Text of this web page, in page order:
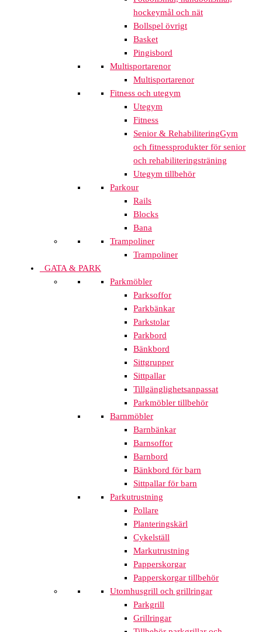
hockeymål och nät
Bollspel övrigt
Basket
Pingisbord
Multisportarenor
Multisportarenor
Fitness och utegym
Utegym
Fitness
Senior & RehabiliteringGym
och fitnessprodukter för senior
och rehabiliteringsträning
Utegym tillbehör
Parkour
Rails
Blocks
Bana
Trampoliner
Trampoliner
GATA & PARK
Parkmöbler
Parksoffor
Parkbänkar
Parkstolar
Parkbord
Bänkbord
Sittgrupper
Sittpallar
Tillgänglighetsanpassat
Parkmöbler tillbehör
Barnmöbler
Barnbänkar
Barnsoffor
Barnbord
Bänkbord för barn
Sittpallar för barn
Parkutrustning
Pollare
Planteringskärl
Cykelställ
Markutrustning
Papperskorgar
Papperskorgar tillbehör
Utomhusgrill och grillringar
Parkgrill
Grillringar